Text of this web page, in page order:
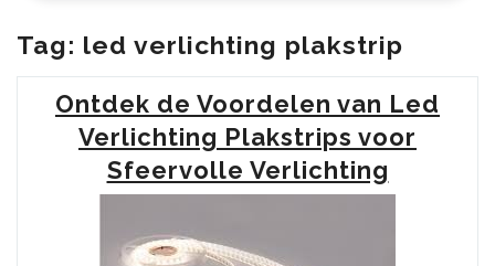
Tag: led verlichting plakstrip
Ontdek de Voordelen van Led
Verlichting Plakstrips voor
Sfeervolle Verlichting